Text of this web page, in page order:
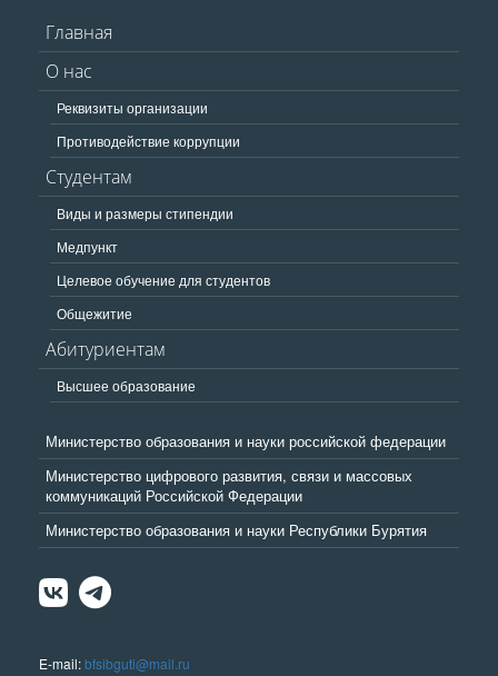
Главная
О нас
Реквизиты организации
Противодействие коррупции
Студентам
Виды и размеры стипендии
Медпункт
Целевое обучение для студентов
Общежитие
Абитуриентам
Высшее образование
Министерство образования и науки российской федерации
Министерство цифрового развития, связи и массовых
коммуникаций Российской Федерации
Министерство образования и науки Республики Бурятия
E-mail:bfsibguti@mail.ru